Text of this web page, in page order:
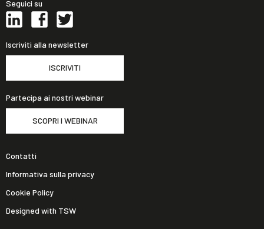
Seguici su
Iscriviti alla newsletter
ISCRIVITI
Partecipa ai nostri webinar
SCOPRI I WEBINAR
Contatti
Informativa sulla privacy
Cookie Policy
Designed with TSW